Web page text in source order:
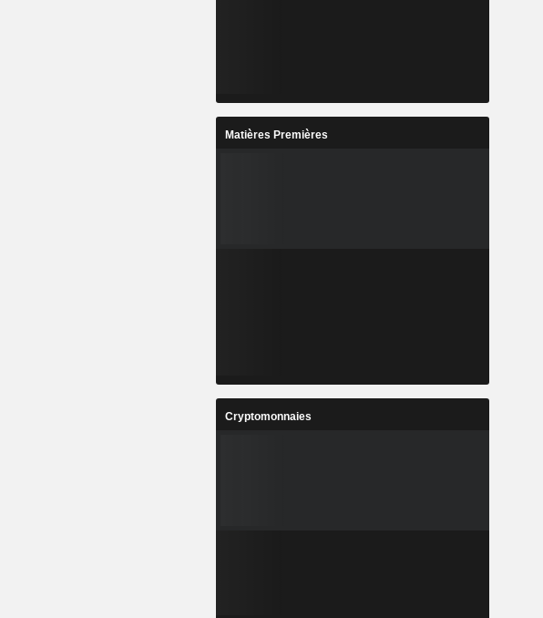
Matières Premières
Cryptomonnaies